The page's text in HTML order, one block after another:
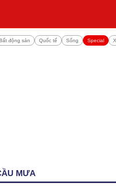
động sản Quốc tế Sống Special
MƯA